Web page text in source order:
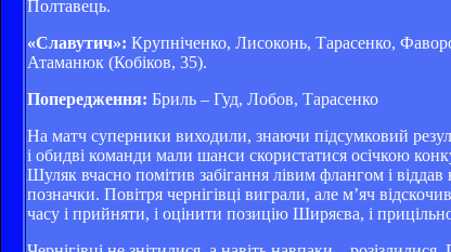
Полтавець.
«Славутич»: Крупніченко, Лисоконь, Тарасенко,
Атаманюк (Кобіков, 35).
Попередження: Бриль – Гуд, Лобов, Тарасенко
На матч суперники виходили, знаючи підсумковий
і обидві команди мали шанси скористатися осічкою
Шуляк вчасно помітив забігання лівим флангом і
позначки. Повітря чернігівці виграли, але м’яч
часу і прийняти, і оцінити позицію Ширяєва, і